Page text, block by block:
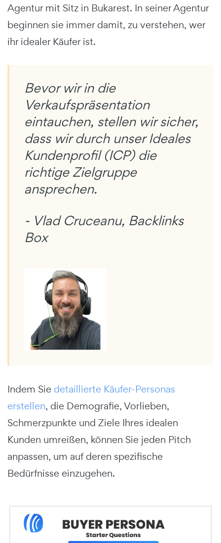
Agentur mit Sitz in Bukarest. In seiner Agentur
beginnen sie immer damit, zu verstehen, wer
ihr idealer Käufer ist.
Bevor wir in die
Verkaufspräsentation
eintauchen, stellen wir sicher,
dass wir durch unser Ideales
Kundenprofil (ICP) die
richtige Zielgruppe
ansprechen.
- Vlad Cruceanu, Backlinks
Box
Indem Sie detaillierte Käufer-Personas
erstellen, die Demografie, Vorlieben,
Schmerzpunkte und Ziele Ihres idealen
Kunden umreißen, können Sie jeden Pitch
anpassen, um auf deren spezifische
Bedürfnisse einzugehen.